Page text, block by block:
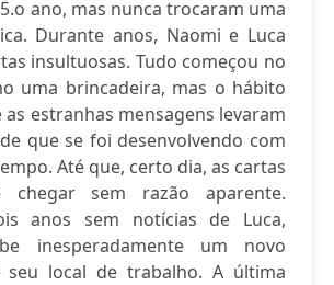
ano, mas nunca trocaram uma
Durante anos, Naomi e Luca
insultuosas. Tudo começou no
uma brincadeira, mas o hábito
as estranhas mensagens levaram
que se foi desenvolvendo com
Até que, certo dia, as cartas
chegar sem razão aparente.
anos sem notícias de Luca,
inesperadamente um novo
seu local de trabalho. A última